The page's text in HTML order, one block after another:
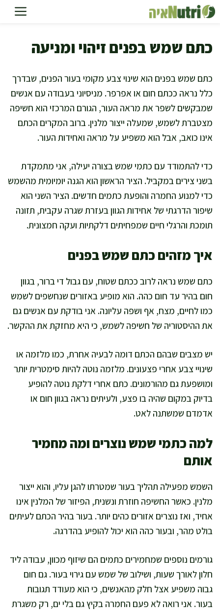
לדלג
לתוכן
כתם שמש בפנים זיהוי ומניעה
כתם שמש בפנים הוא שינוי צבע מקומי בעור הפנים, שבדרך
כלל נראה ככתם חום או אפרפר. מניסיוני בעבודה עם אנשים
שמבקשים לשפר את מראה העור, הגורם המרכזי הוא חשיפה
מצטברת לשמש, שמעלה ייצור מלנין. ברוב המקרים הכתם
אינו כואב, אבל הוא משפיע על מראה ואחידות העור.
כדי להתמודד עם כתמי שמש בצורה יעילה, אני מתמקדת
בשני צירים במקביל. הציר הראשון הוא הגנה יומיומית מהשמש
כדי למנוע החמרה והופעת כתמים חדשים. הציר השני הוא
שיפור הדרגתי של אחידות הגוון בעזרת שגרה עקבית, תזונה
תומכת והרגלי חיים שמפחיתים דלקתיות ועקה חמצונית.
איך מזהים כתם שמש בפנים
כתם שמש נראה לרוב ככתם שטוח, עם גבול די ברור, בגוון
חום בהיר עד חום כהה. הוא מופיע באזורים שנחשפים לשמש
כמו לחיים, מצח, אף ושפה עליונה. אני בודקת עם אנשים גם
את ההיסטוריה של חשיפה לשמש, כי היא מחזקת את ההקשר.
יש מצבים שבהם הכתם דומה לבעיה אחרת, כמו מלזמה או
שינויי צבע אחרי פצעונים. מלזמה נוטה להיות סימטרית יותר
ומושפעת גם מהורמונים. כתם אחרי דלקת נוטה להופיע
בדיוק במקום שהיה בו פצע, ולעיתים נראה בגוון חום או
אדמדם שמשתנה לאט.
למה כתמי שמש נוצרים ומה מחמיר
אותם
השמש מפעילה תהליך בעור שמטרתו להגן עליו, והוא ייצור
מלנין. כאשר החשיפה חוזרת ונשנית, הפיזור של המלנין אינו
אחיד, ואז נוצרים אזורים כהים יותר. בעור בהיר הכתם לעיתים
בולט מהר, ובעור כהה הוא יכול להופיע בהדרגה.
גורמים נוספים שמחמירים כתמים הם שיזוף מכוון, עבודה ליד
חלון לאורך שעות, ושילוב של שמש עם גירוי בעור. גם חום
גבוה משפיע אצל חלק מהאנשים, כי הוא מעודד תגובות
בעור. אני רואה לא פעם החמרה בקיץ גם בלי ים, רק משגרת